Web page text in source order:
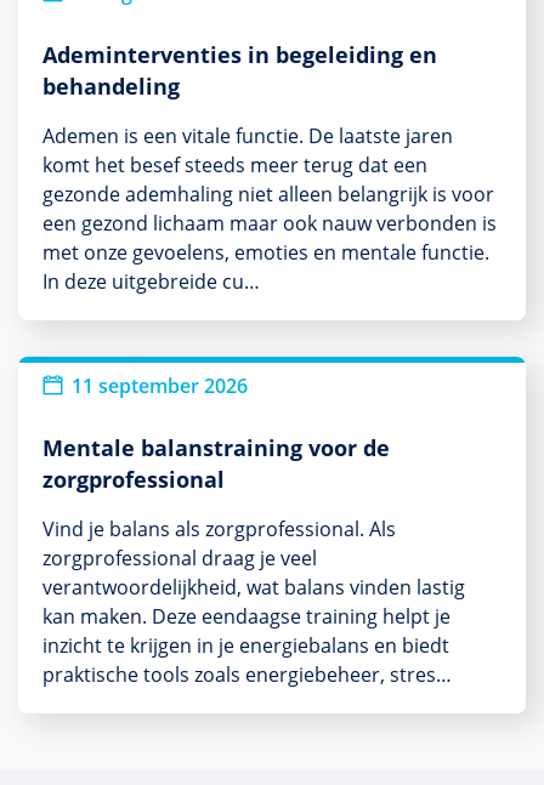
Ademinterventies in begeleiding en
behandeling
Ademen is een vitale functie. De laatste jaren
komt het besef steeds meer terug dat een
gezonde ademhaling niet alleen belangrijk is voor
een gezond lichaam maar ook nauw verbonden is
met onze gevoelens, emoties en mentale functie.
In deze uitgebreide cu…
11 september 2026
Mentale balanstraining voor de
zorgprofessional
Vind je balans als zorgprofessional. Als
zorgprofessional draag je veel
verantwoordelijkheid, wat balans vinden lastig
kan maken. Deze eendaagse training helpt je
inzicht te krijgen in je energiebalans en biedt
praktische tools zoals energiebeheer, stres…